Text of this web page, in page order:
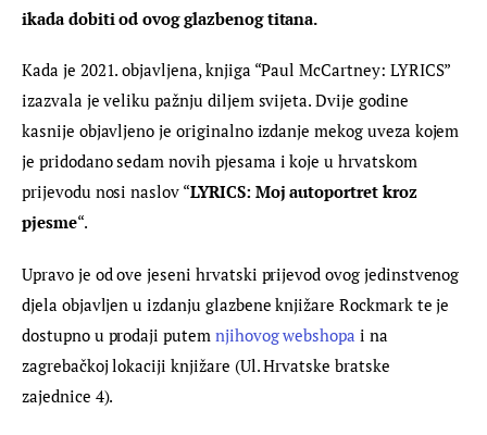
ikada dobiti od ovog glazbenog titana.
Kada je 2021. objavljena, knjiga “Paul McCartney: LYRICS”
izazvala je veliku pažnju diljem svijeta. Dvije godine
kasnije objavljeno je originalno izdanje mekog uveza kojem
je pridodano sedam novih pjesama i koje u hrvatskom
prijevodu nosi naslov “LYRICS: Moj autoportret kroz
pjesme“.
Upravo je od ove jeseni hrvatski prijevod ovog jedinstvenog
djela objavljen u izdanju glazbene knjižare Rockmark te je
dostupno u prodaji putem njihovog webshopa i na
zagrebačkoj lokaciji knjižare (Ul. Hrvatske bratske
zajednice 4).